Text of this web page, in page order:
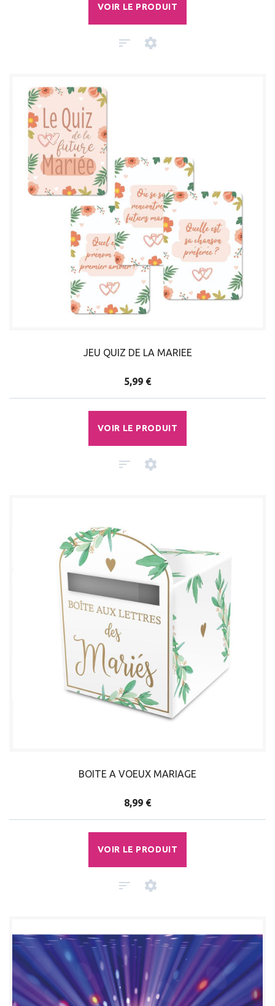
VOIR LE PRODUIT
JEU QUIZ DE LA MARIEE
5,99 €
VOIR LE PRODUIT
BOITE A VOEUX MARIAGE
8,99 €
VOIR LE PRODUIT